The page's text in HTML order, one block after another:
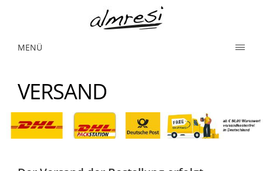
MENÜ
VERSAND